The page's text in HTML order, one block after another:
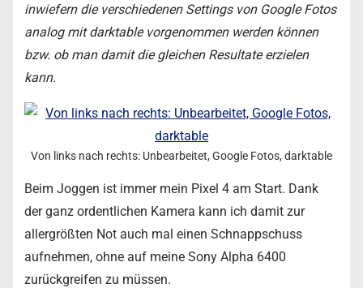
inwiefern die verschiedenen Settings von Google Fotos
analog mit darktable vorgenommen werden können
bzw. ob man damit die gleichen Resultate erzielen
kann.
Von links nach rechts: Unbearbeitet, Google Fotos, darktable
Beim Joggen ist immer mein Pixel 4 am Start. Dank
der ganz ordentlichen Kamera kann ich damit zur
allergrößten Not auch mal einen Schnappschuss
aufnehmen, ohne auf meine Sony Alpha 6400
zurückgreifen zu müssen.